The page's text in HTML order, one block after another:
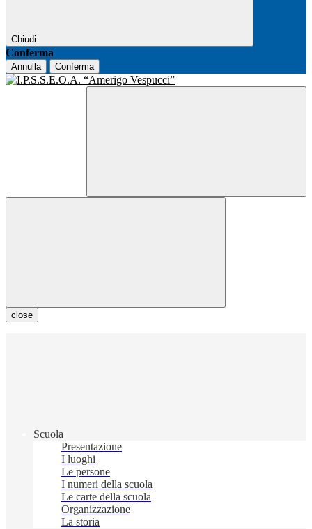
Chiudi
Conferma
Annulla Conferma
close
Scuola
Presentazione
I luoghi
Le persone
I numeri della scuola
Le carte della scuola
Organizzazione
La storia